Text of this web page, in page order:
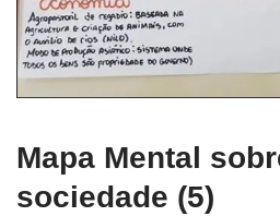
Mapa Mental
sociedade (5)